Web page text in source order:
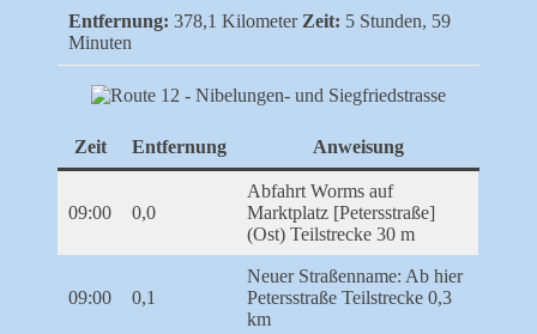
Entfernung: 378,1 KilometerZeit: 5 Stunden, 59
Minuten
Zeit Entfernung Anweisung
09:00 0,0
Abfahrt Worms auf
Marktplatz [Petersstraße]
(Ost) Teilstrecke 30 m
09:00 0,1
Neuer Straßenname: Ab hier
Petersstraße Teilstrecke 0,3
km